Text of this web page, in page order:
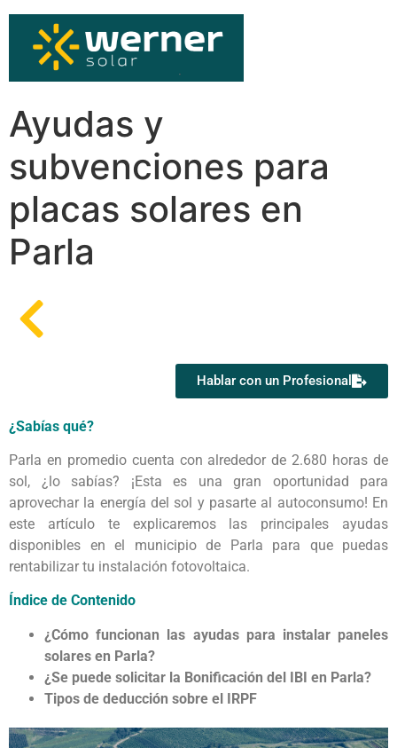
Ayudas y
subvenciones para
placas solares en
Parla
Hablar con un Profesional
¿Sabías qué?
Parla en promedio cuenta con alrededor de 2.680 horas de
sol, ¿lo sabías? ¡Esta es una gran oportunidad para
aprovechar la energía del sol y pasarte al autoconsumo! En
este artículo te explicaremos las principales ayudas
disponibles en el municipio de Parla para que puedas
rentabilizar tu instalación fotovoltaica.
Índice de Contenido
¿Cómo funcionan las ayudas para instalar paneles
solares en Parla?
¿Se puede solicitar la Bonificación del IBI en Parla?
Tipos de deducción sobre el IRPF